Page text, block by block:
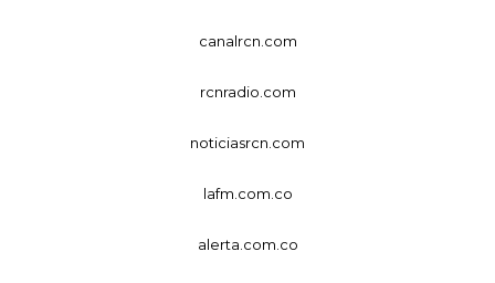
canalrcn.com
rcnradio.com
noticiasrcn.com
lafm.com.co
alerta.com.co